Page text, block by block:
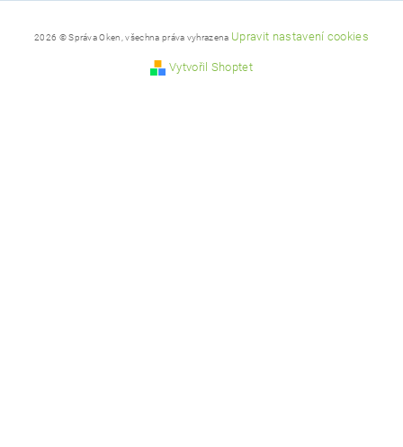
2026 © Správa Oken, všechna práva vyhrazena Upravit nastavení cookies
Vytvořil Shoptet